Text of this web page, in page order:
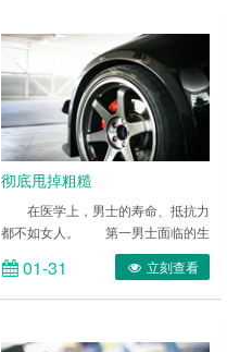
彻底甩掉粗糙
在医学上，男士的寿命、抵抗力
都不如女人。 第一男士面临的生
活压力比较大，但他又不能像女人那
样心情不好就发泄，使体内的毒素相
应地得到一定的缓解。在医学上，男
……
01-31 立刻查看